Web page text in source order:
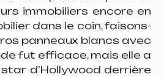
immobiliers encore en
dans le coin, faisons-
panneaux blancs avec
fut efficace, mais elle a
d’Hollywood derrière